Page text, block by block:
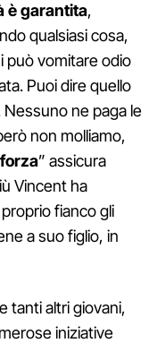
è garantita,
qualsiasi cosa,
può vomitare odio
Puoi dire quello
ne paga le
non molliamo,
” assicura
Vincent ha
fianco gli
a suo figlio, in
tanti altri giovani,
iniziative